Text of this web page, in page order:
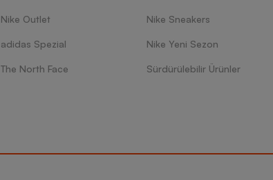
Nike Outlet
adidas Spezial
The North Face
Nike Sneakers
Nike Yeni Sezon
Sürdürülebilir Ürünler